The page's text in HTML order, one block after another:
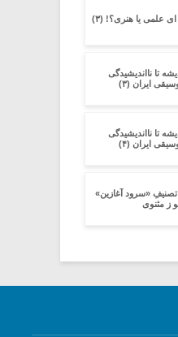
علمی یا هنری؟! (۳)
تا نااندیشیدگی
ایران (۳)
تا نااندیشیدگی
ایران (۴)
تصنیفِ «سرود آغازین»
ز مثنوی